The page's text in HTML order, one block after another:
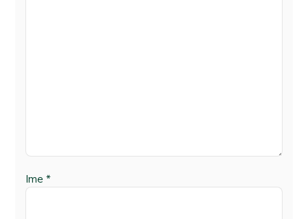
Ime *